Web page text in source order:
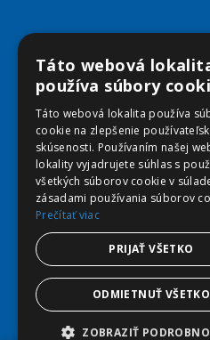
Môj účet
Košík
Doprava a platba
Táto webová
používa súbory
Táto webová lokalita používa
cookie na zlepšenie
skúsenosti. Používaním našej
lokality vyjadrujete súhlas s
všetkých súborov cookie v
zásadami používania súborov
Prečítať viac
PRIJAŤ VŠETKO
ODMIETNUŤ VŠETKO
ZOBRAZIŤ